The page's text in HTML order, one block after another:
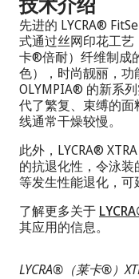
先进的 LYCRA®
式通过丝网印花工艺
卡®倍耐）纤维制成
色），时尚靓丽，
OLYMPIA® 的新系
代了繁复、束缚的
线通常干燥较慢。
此外，LYCRA®
的抗退化性，令泳
等发生性能退化，可
了解更多关于
其应用的信息。
LYCRA®（莱卡®）